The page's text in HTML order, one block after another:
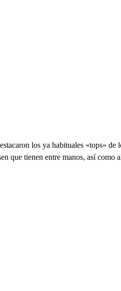
los ya habituales «tops»
que tienen entre manos, así como